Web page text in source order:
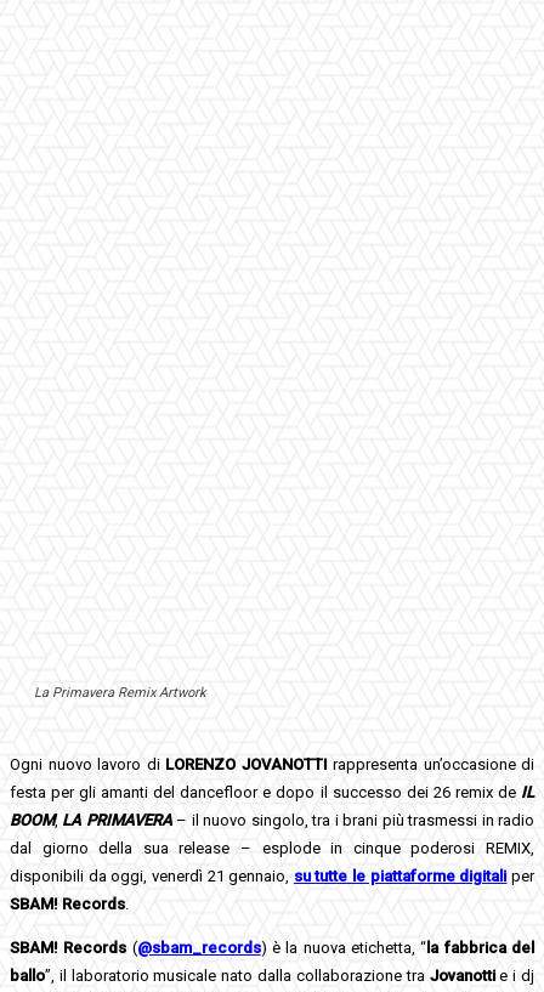
La Primavera Remix Artwork
Ogni nuovo lavoro di LORENZO JOVANOTTI rappresenta un’occasione di
festa per gli amanti del dancefloor e dopo il successo dei 26 remix de IL
BOOM, LA PRIMAVERA– il nuovo singolo, tra i brani più trasmessi in radio
dal giorno della sua release – esplode in cinque poderosi REMIX,
disponibili da oggi, venerdì 21 gennaio, su tutte le piattaforme digitaliper
SBAM! Records
SBAM! Records (@sbam_records) è la nuova etichetta, “la fabbrica del
ballo”, il laboratorio musicale nato dalla collaborazione tra Jovanottie i dj